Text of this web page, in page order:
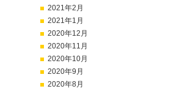
2021年2月
2021年1月
2020年12月
2020年11月
2020年10月
2020年9月
2020年8月